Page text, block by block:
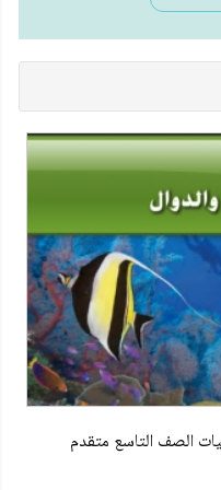
الصف التاسع متقدم